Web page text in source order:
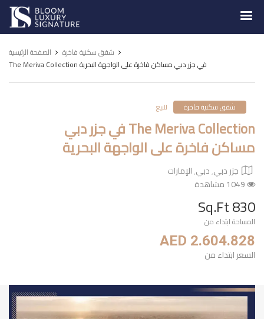
Luxury
Signature
الصفحة الرئيسية
شقق سكنية فاخرة
The Meriva Collection في جزر دبي مساكن فاخرة على الواجهة البحرية
شقق سكنية فاخرة للبيع
The Meriva Collection في جزر دبي
مساكن فاخرة على الواجهة البحرية
جزر دبي٬ دبي٬ الإمارات
830 Sq.Ft
المساحة ابتداء من
AED 2.604.828
السعر ابتداء من